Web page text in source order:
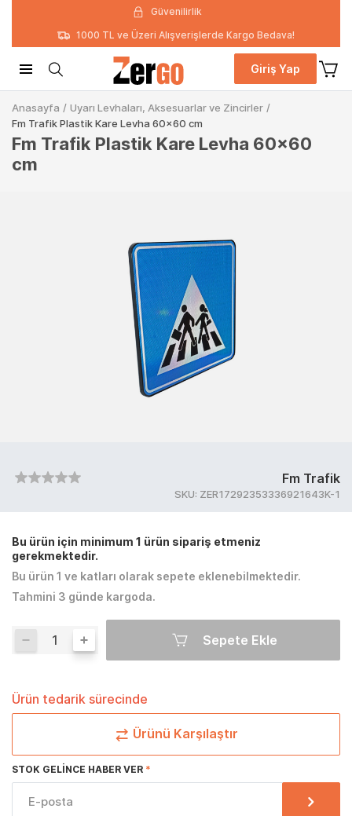
Güvenilirlik
1000 TL ve Üzeri Alışverişlerde Kargo Bedava!
Giriş Yap
Anasayfa / Uyarı Levhaları, Aksesuarlar ve Zincirler /
Fm Trafik Plastik Kare Levha 60x60 cm
Fm Trafik Plastik Kare Levha 60x60
cm
Fm Trafik
SKU: ZER17292353336921643K-1
Bu ürün için minimum 1 ürün sipariş etmeniz
gerekmektedir.
Bu ürün 1 ve katları olarak sepete eklenebilmektedir.
Tahmini 3 günde kargoda.
Sepete Ekle
Ürün tedarik sürecinde
Ürünü Karşılaştır
STOK GELINCE HABER VER